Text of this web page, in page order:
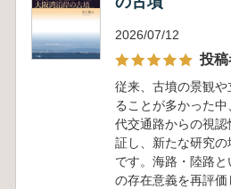
2026/07/12
投稿
従来、古墳の景観
ることが多かった
代交通路からの視
証し、新たな研究
です。海路・陸路
の存在意義を再評